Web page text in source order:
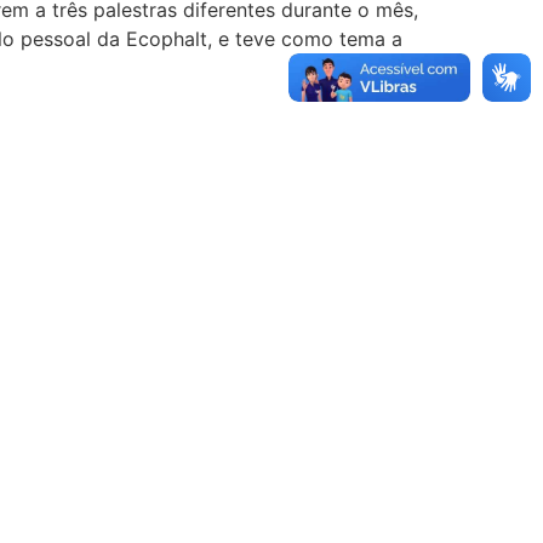
a três palestras diferentes durante o mês,
pessoal da Ecophalt, e teve como tema a